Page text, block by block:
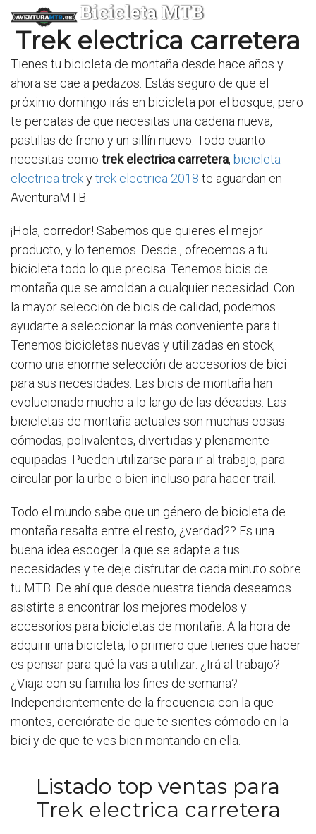
Bicicleta MTB
Trek electrica carretera
Tienes tu bicicleta de montaña desde hace años y
ahora se cae a pedazos. Estás seguro de que el
próximo domingo irás en bicicleta por el bosque, pero
te percatas de que necesitas una cadena nueva,
pastillas de freno y un sillín nuevo. Todo cuanto
necesitas como trek electrica carretera, bicicleta
electrica trekytrek electrica 2018 te aguardan en
AventuraMTB.
¡Hola, corredor! Sabemos que quieres el mejor
producto, y lo tenemos. Desde , ofrecemos a tu
bicicleta todo lo que precisa. Tenemos bicis de
montaña que se amoldan a cualquier necesidad. Con
la mayor selección de bicis de calidad, podemos
ayudarte a seleccionar la más conveniente para ti.
Tenemos bicicletas nuevas y utilizadas en stock,
como una enorme selección de accesorios de bici
para sus necesidades. Las bicis de montaña han
evolucionado mucho a lo largo de las décadas. Las
bicicletas de montaña actuales son muchas cosas:
cómodas, polivalentes, divertidas y plenamente
equipadas. Pueden utilizarse para ir al trabajo, para
circular por la urbe o bien incluso para hacer trail.
Todo el mundo sabe que un género de bicicleta de
montaña resalta entre el resto, ¿verdad?? Es una
buena idea escoger la que se adapte a tus
necesidades y te deje disfrutar de cada minuto sobre
tu MTB. De ahí que desde nuestra tienda deseamos
asistirte a encontrar los mejores modelos y
accesorios para bicicletas de montaña. A la hora de
adquirir una bicicleta, lo primero que tienes que hacer
es pensar para qué la vas a utilizar. ¿Irá al trabajo?
¿Viaja con su familia los fines de semana?
Independientemente de la frecuencia con la que
montes, cerciórate de que te sientes cómodo en la
bici y de que te ves bien montando en ella.
Listado top ventas para
Trek electrica carretera